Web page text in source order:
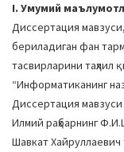
g
a
t
i
o
n
I. Умумий
Диссертация
бериладиган фан
тасвирларини таҳлил
“Информатиканинг
Диссертация мавзуси
Илмий раҳбарнинг
Шавкат